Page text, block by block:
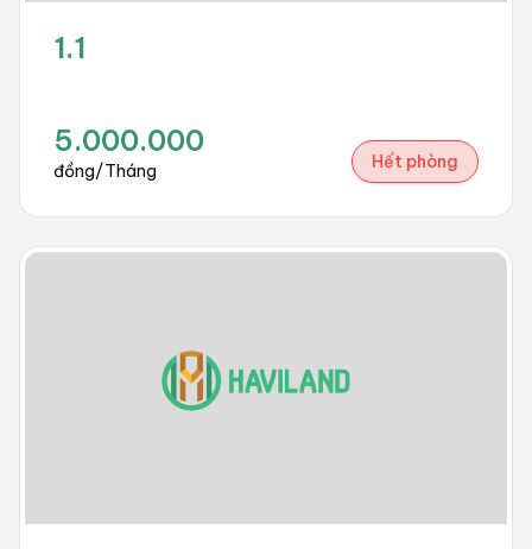
1.1
5.000.000
đồng/Tháng Hết phòng